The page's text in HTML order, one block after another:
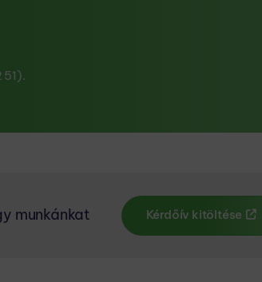
munkánkat
Kérdőív kitöltése